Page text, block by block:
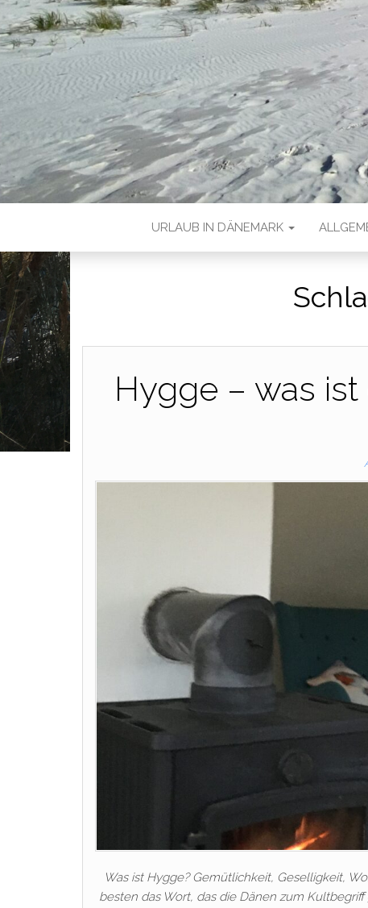
URLAUB IN DÄNEMARK
Hygge – was
Was ist Hygge? Gemütlichkeit, Geselligkeit,
besten das Wort, das die Dänen zum